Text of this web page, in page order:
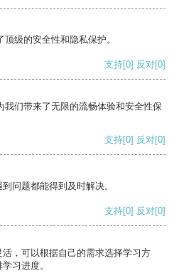
级的安全性和隐私保护。
支持[0] 反对[0]
们带来了无限的流畅体验和安全性保
支持[0] 反对[0]
问题都能得到及时解决。
支持[0] 反对[0]
，可以根据自己的需求选择学习方
习进度。